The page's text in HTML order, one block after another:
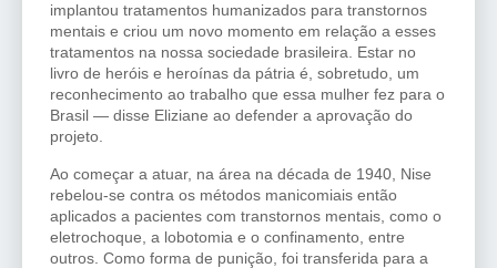
implantou tratamentos humanizados para transtornos
mentais e criou um novo momento em relação a esses
tratamentos na nossa sociedade brasileira. Estar no
livro de heróis e heroínas da pátria é, sobretudo, um
reconhecimento ao trabalho que essa mulher fez para o
Brasil — disse Eliziane ao defender a aprovação do
projeto.
Ao começar a atuar, na área na década de 1940, Nise
rebelou-se contra os métodos manicomiais então
aplicados a pacientes com transtornos mentais, como o
eletrochoque, a lobotomia e o confinamento, entre
outros. Como forma de punição, foi transferida para a